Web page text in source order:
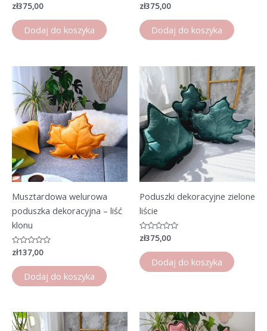
Oceniono
na
5
zł375,00
Dodaj do koszyka
Oceniono
na
5
zł375,00
Dodaj do koszyka
Musztardowa welurowa
poduszka dekoracyjna – liść
klonu
Oceniono
0
na
5
zł137,00
Dodaj do koszyka
Poduszki dekoracyjne zielone
liście
Oceniono
0
na
5
zł375,00
Dodaj do koszyka